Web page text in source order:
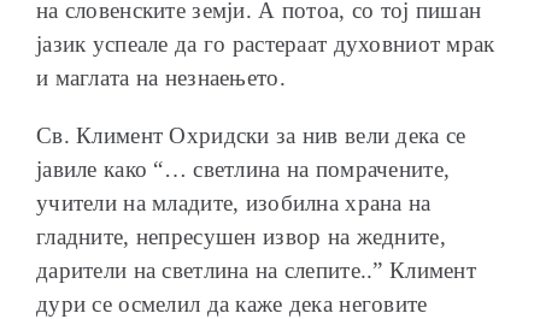
на словенските земји. А потоа, со тој пишан
јазик успеале да го растераат духовниот мрак
и маглата на незнаењето.
Св. Климент Охридски за нив вели дека се
јавиле како “… светлина на помрачените,
учители на младите, изобилна храна на
гладните, непресушен извор на жедните,
дарители на светлина на слепите..” Климент
дури се осмелил да каже дека неговите